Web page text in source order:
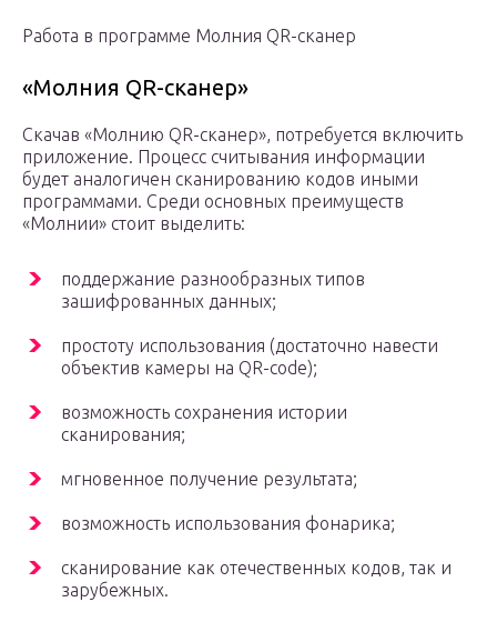
Работа в программе Молния QR-сканер
«Молния QR-сканер»
Скачав «Молнию QR-сканер», потребуется включить
приложение. Процесс считывания информации
будет аналогичен сканированию кодов иными
программами. Среди основных преимуществ
«Молнии» стоит выделить:
поддержание разнообразных типов
зашифрованных данных;
простоту использования (достаточно навести
объектив камеры на QR-code);
возможность сохранения истории
сканирования;
мгновенное получение результата;
возможность использования фонарика;
сканирование как отечественных кодов, так и
зарубежных.